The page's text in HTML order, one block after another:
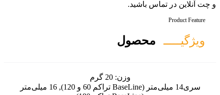
14 میلی‌متر (BaseLine تراکم 60 و 120), 16 میلی‌متر